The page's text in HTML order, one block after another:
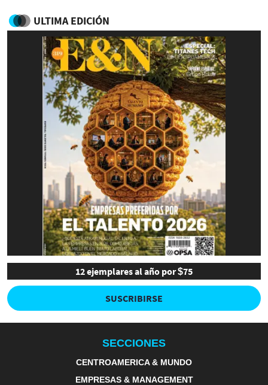
ULTIMA EDICIÓN
12 ejemplares al año por $75
SUSCRIBIRSE
SECCIONES
CENTROAMERICA & MUNDO
EMPRESAS & MANAGEMENT